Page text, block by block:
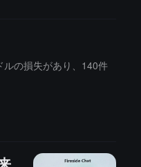
、機関の発展の基礎的
の損失があり、140件